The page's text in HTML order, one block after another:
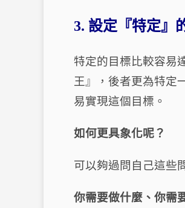
3. 設定『特定』
特定的目標比較容易
王』，後者更為特定
易實現這個目標。
如何更具象化呢？
可以夠過問自己這些
你需要做什麼、你需